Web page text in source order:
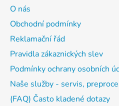
O nás
Obchodní podmínky
Reklamační řád
Pravidla zákaznických slev
Podmínky ochrany osobních
Naše služby - servis,
(FAQ) Často kladené dotazy